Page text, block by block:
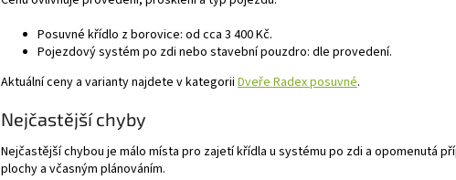
Posuvné křídlo z borovice: od cca 3 400 Kč.
Pojezdový systém po zdi nebo stavební pouzdro: dle provedení.
Aktuální ceny a varianty najdete v kategorii Dveře Radex posuvné.
Nejčastější chyby
Nejčastější chybou je málo místa pro zajetí křídla u systému po zdi a opomenutá
plochy a včasným plánováním.